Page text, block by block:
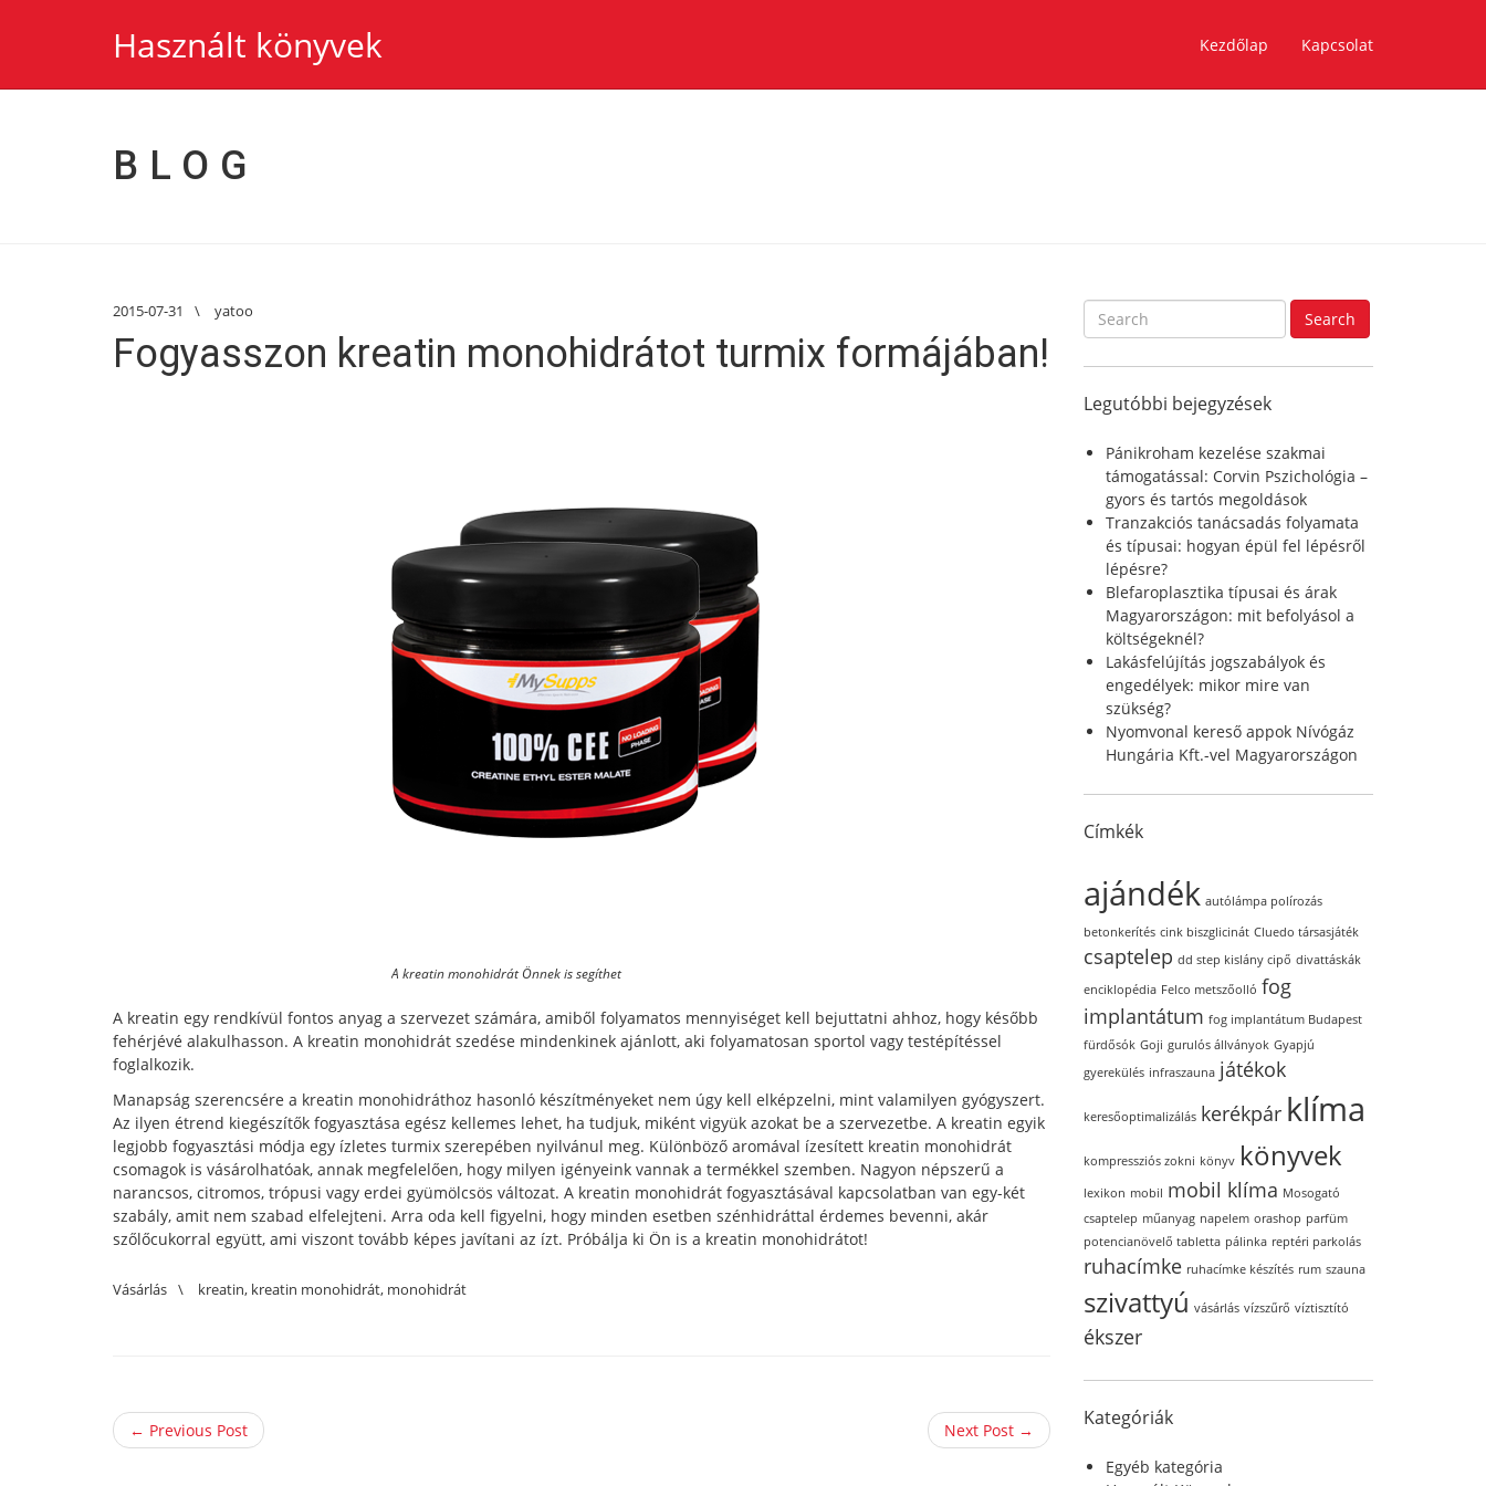
Használt könyvek Kezdőlap Kapcsolat
BLOG
2015-07-31 \ yatoo
Fogyasszon kreatin monohidrátot turmix formájában!
A kreatin monohidrát Önnek is segíthet
A kreatin egy rendkívül fontos anyag a szervezet számára, amiből folyamatos mennyiséget kell bejuttatni ahhoz, hogy később
fehérjévé alakulhasson. A kreatin monohidrát szedése mindenkinek ajánlott, aki folyamatosan sportol vagy testépítéssel
foglalkozik.
Manapság szerencsére a kreatin monohidráthoz hasonló készítményeket nem úgy kell elképzelni, mint valamilyen gyógyszert.
Az ilyen étrend kiegészítők fogyasztása egész kellemes lehet, ha tudjuk, miként vigyük azokat be a szervezetbe. A kreatin egyik
legjobb fogyasztási módja egy ízletes turmix szerepében nyilvánul meg. Különböző aromával ízesített kreatin monohidrát
csomagok is vásárolhatóak, annak megfelelően, hogy milyen igényeink vannak a termékkel szemben. Nagyon népszerű a
narancsos, citromos, trópusi vagy erdei gyümölcsös változat. A kreatin monohidrát fogyasztásával kapcsolatban van egy-két
szabály, amit nem szabad elfelejteni. Arra oda kell figyelni, hogy minden esetben szénhidráttal érdemes bevenni, akár
szőlőcukorral együtt, ami viszont tovább képes javítani az ízt. Próbálja ki Ön is a kreatin monohidrátot!
Vásárlás \ kreatin, kreatin monohidrát, monohidrát
← Previous Post Next Post →
S
e
c
f
Search
Legutóbbi bejegyzések
Pánikroham kezelése szakmai
támogatással: Corvin Pszichológia –
gyors és tartós megoldások
Tranzakciós tanácsadás folyamata
és típusai: hogyan épül fel lépésről
lépésre?
Blefaroplasztika típusai és árak
Magyarországon: mit befolyásol a
költségeknél?
Lakásfelújítás jogszabályok és
engedélyek: mikor mire van
szükség?
Nyomvonal kereső appok Nívógáz
Hungária Kft.-vel Magyarországon
Címkék
ajándék autólámpa polírozás
betonkerítés cink biszglicinát Cluedo társasjáték
csaptelep dd step kislány cipő divattáskák
enciklopédia Felco metszőolló fog
implantátum fog implantátum Budapest
fürdősók Goji gurulós állványok Gyapjú
gyerekülés infraszauna játékok
keresőoptimalizálás kerékpár klíma
kompressziós zokni könyv könyvek
lexikon mobil mobil klíma Mosogató
csaptelep műanyag napelem orashop parfüm
potencianövelő tabletta pálinka reptéri parkolás
ruhacímke ruhacímke készítés rum szauna
szivattyú vásárlás vízszűrő víztisztító
ékszer
Kategóriák
Egyéb kategória